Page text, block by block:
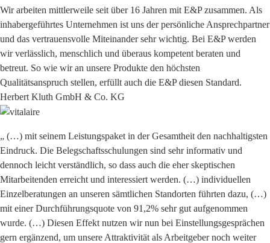
Wir arbeiten mittlerweile seit über 16 Jahren mit E&P zusammen. Als
inhabergeführtes Unternehmen ist uns der persönliche Ansprechpartner
und das vertrauensvolle Miteinander sehr wichtig. Bei E&P werden
wir verlässlich, menschlich und überaus kompetent beraten und
betreut. So wie wir an unsere Produkte den höchsten
Qualitätsanspruch stellen, erfüllt auch die E&P diesen Standard.
Herbert Kluth GmbH & Co. KG
„ (…) mit seinem Leistungspaket in der Gesamtheit den nachhaltigsten
Eindruck. Die Belegschaftsschulungen sind sehr informativ und
dennoch leicht verständlich, so dass auch die eher skeptischen
Mitarbeitenden erreicht und interessiert werden. (…) individuellen
Einzelberatungen an unseren sämtlichen Standorten führten dazu, (…)
mit einer Durchführungsquote von 91,2% sehr gut aufgenommen
wurde. (…) Diesen Effekt nutzen wir nun bei Einstellungsgesprächen
gern ergänzend, um unsere Attraktivität als Arbeitgeber noch weiter